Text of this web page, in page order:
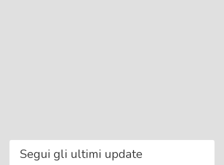
Segui gli ultimi update